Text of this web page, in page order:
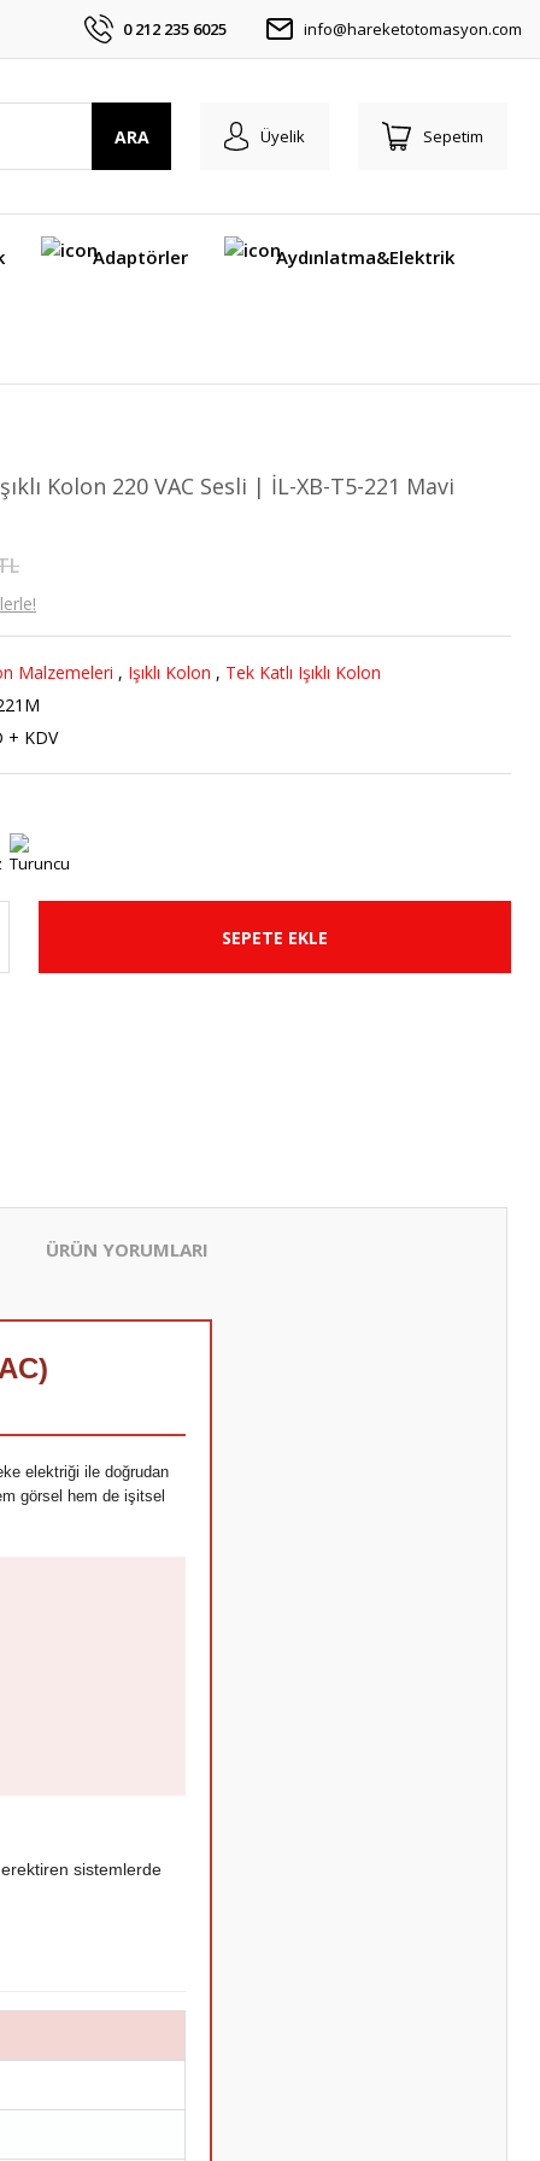
0 212 235 6025 info@hareketotomasyon.com
ARA Üyelik Sepetim
Adaptörler Aydınlatma&Elektrik
Kolon 220 VAC Sesli | İL-XB-T5-221 Mavi
Malzemeleri , Işıklı Kolon , Tek Katlı Işıklı Kolon
+ KDV
SEPETE EKLE
ÜRÜN YORUMLARI
elektriği ile doğrudan
görsel hem de işitsel
sistemlerde